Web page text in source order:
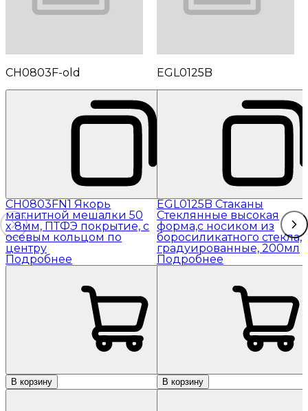
CH0803F-old
CH0803FN1 Якорь
магнитной мешалки 50
x 8мм, ПТФЭ покрытие, с
осевым кольцом по
центру
Подробнее
В корзину
EGL0125B
EGL0125B Стаканы
Стеклянные высокая
форма,с носиком из
боросиликатного стекла,
градуированные, 200мл
Подробнее
В корзину